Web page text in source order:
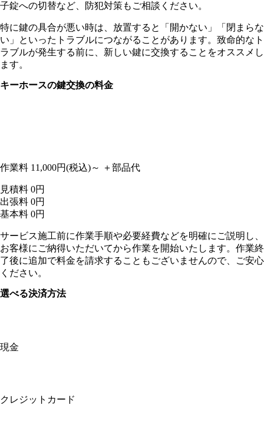
子錠への切替など、防犯対策もご相談ください。
特に鍵の具合が悪い時は、放置すると「開かない」「閉まらな
い」といったトラブルにつながることがあります。致命的なト
ラブルが発生する前に、新しい鍵に交換することをオススメし
ます。
キーホースの鍵交換の料金
作業料 11,000円(税込)～ ＋部品代
見積料 0円
出張料 0円
基本料 0円
サービス施工前に作業手順や必要経費などを明確にご説明し、
お客様にご納得いただいてから作業を開始いたします。作業終
了後に追加で料金を請求することもございませんので、ご安心
ください。
選べる決済方法
現金
クレジットカード